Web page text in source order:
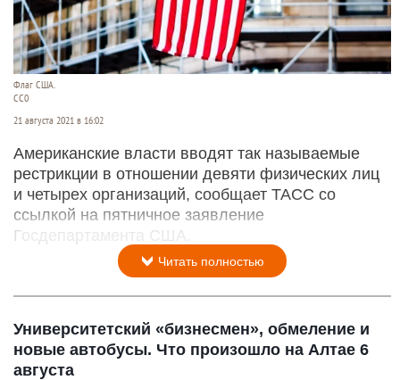
Флаг США.
СС0
21 августа 2021 в 16:02
Американские власти вводят так называемые
рестрикции в отношении девяти физических лиц
и четырех организаций, сообщает ТАСС со
ссылкой на пятничное заявление
Госдепартамента США.
Читать полностью
Университетский «бизнесмен», обмеление и
новые автобусы. Что произошло на Алтае 6
августа